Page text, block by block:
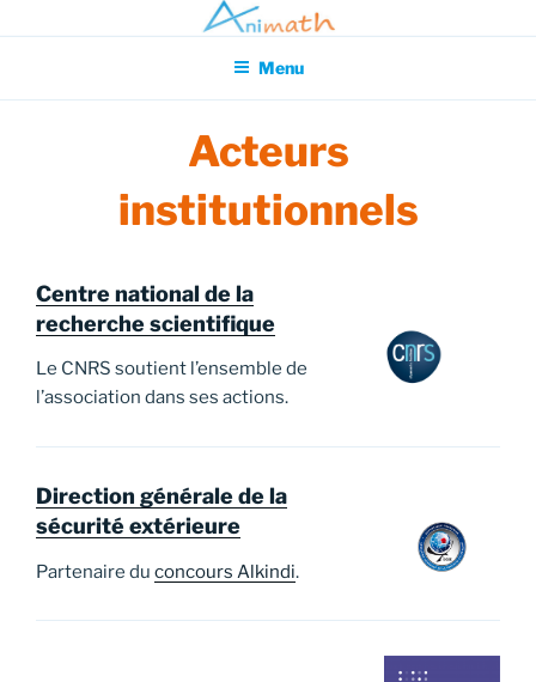
au
principal
Association pour l'Animation en Mathématiques
Menu
Acteurs
institutionnels
Centre national de la
recherche scientifique
Le CNRS soutient l’ensemble de
l’association dans ses actions.
Direction générale de la
sécurité extérieure
Partenaire du concours Alkindi.